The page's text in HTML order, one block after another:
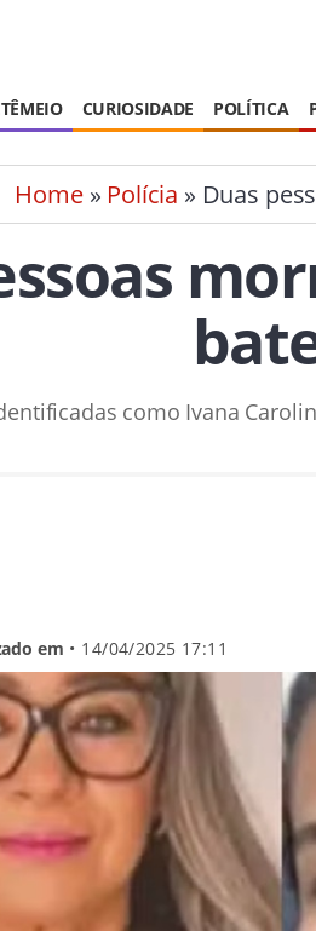
CURIOSIDADE POLÍTICA
Home» Polícia » Duas
como Ivana
em • 14/04/2025 17:11